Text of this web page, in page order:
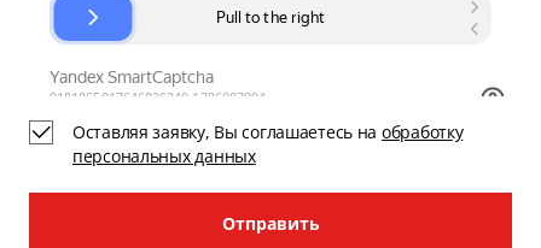
Отправить
Оставляя заявку, Вы соглашаетесь на обработку
персональных данных